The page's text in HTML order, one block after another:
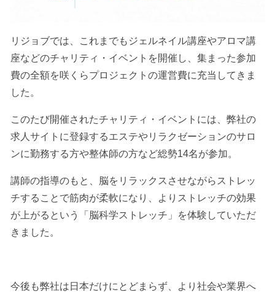
リジョブでは、これまでもジェルネイル講座やアロマ講
座などのチャリティ・イベントを開催し、集まった参加
費の全額を咲くらプロジェクトの運営費に充当してきま
した。
このたび開催されたチャリティ・イベントには、弊社の
求人サイトに登録するエステやリラクゼーションのサロ
ンに勤務する方や整体師の方など総勢14名が参加。
講師の指導のもと、脳をリラックスさせながらストレッ
チすることで筋肉が柔軟になり、よりストレッチの効果
が上がるという「脳科学ストレッチ」を体験していただ
きました。
今後も弊社は日本だけにとどまらず、より社会や業界へ